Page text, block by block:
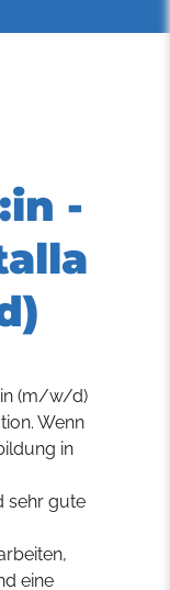
-
(m/w/d)
Wenn
in
sehr gute
eine